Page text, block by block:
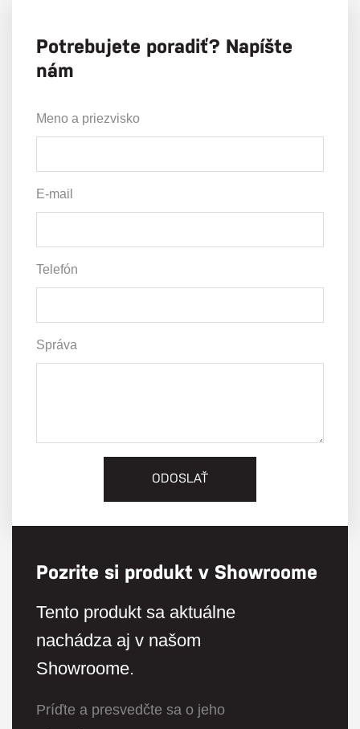
Potrebujete poradiť? Napíšte
nám
Meno a priezvisko
E-mail
Telefón
Správa
Pozrite si produkt v Showroome
Tento produkt sa aktuálne
nachádza aj v našom
Showroome.
Príďte a presvedčte sa o jeho